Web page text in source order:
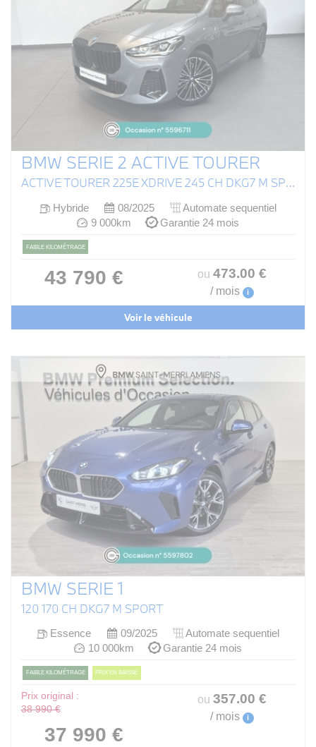
BMW SERIE 2 ACTIVE TOURER
ACTIVE TOURER 225E XDRIVE 245 CH DKG7 M SPORT
Hybride 08/2025
Automate sequentiel
9 000km
Garantie 24 mois
FAIBLE KILOMÉTRAGE
43 790 € ou 473.00 €
/ mois i
Voir le véhicule
BMW SERIE 1
120 170 CH DKG7 M SPORT
Essence 09/2025
Automate sequentiel
10 000km
Garantie 24 mois
FAIBLE KILOMÉTRAGE PRIX EN BAISSE
Prix original :
38 990 €
37 990 €
ou 357.00 €
/ mois i